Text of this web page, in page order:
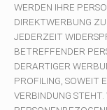
WERDEN IHRE
DIREKTWERBUNG
JEDERZEIT
BETREFFENDER
DERARTIGER
PROFILING, SOWEIT
VERBINDUNG STEHT.